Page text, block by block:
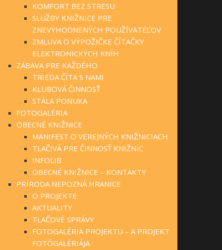
KOMFORT BEZ STRESU
SLUŽBY KNIŽNICE PRE
ZNEVÝHODNENÝCH POUŽÍVATEĽOV
ZMLUVA O VÝPOŽIČKE ČÍTAČKY
ELEKTRONICKÝCH KNÍH
ZÁBAVA PRE KAŽDÉHO
TRIEDA ČÍTA S NAMI
KLUBOVÁ ČINNOSŤ
STÁLA PONUKA
FOTOGALÉRIA
OBECNÉ KNIŽNICE
MANIFEST O VEREJNÝCH KNIŽNICIACH
TLAČIVÁ PRE ČINNOSŤ KNIŽNÍC
INFOLIB
OBECNÉ KNIŽNICE – KONTAKTY
PRÍRODA NEPOZNÁ HRANICE
O PROJEKTE
AKTUALITY
TLAČOVÉ SPRÁVY
FOTOGALÉRIA PROJEKTU – A PROJEKT
FOTÓGALÉRIÁJA